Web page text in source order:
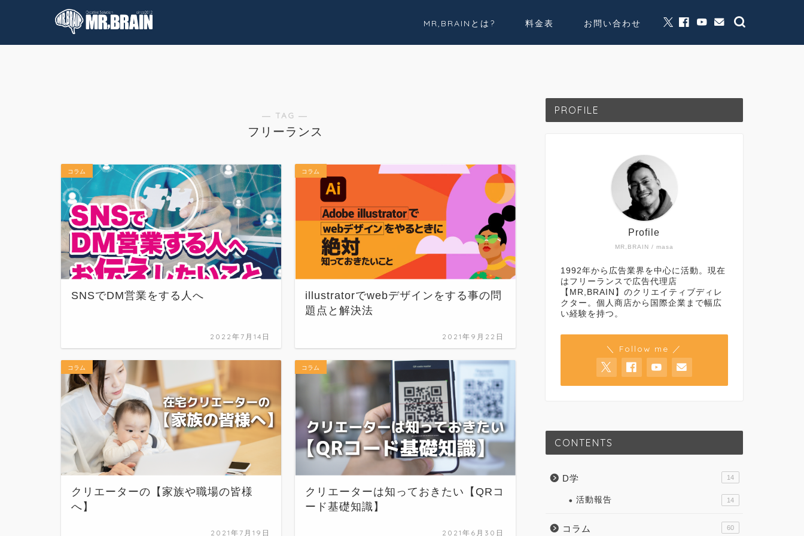
MR,BRAINとは? 料金表 お問い合わせ
― TAG ―
フリーランス
コラム
SNSでDM営業をする人へ
2022年7月14日
コラム
illustratorでwebデザインをする事の問
題点と解決法
2021年9月22日
コラム
クリエーターの【家族や職場の皆様
へ】
2021年7月19日
コラム
クリエーターは知っておきたい【QRコ
ード基礎知識】
2021年6月30日
PROFILE
MR,BRAIN / masa
Profile
1992年から広告業界を中心に活動。現在
はフリーランスで広告代理店
【MR,BRAIN】のクリエイティブディレ
クター。個人商店から国際企業まで幅広
い経験を持つ。
＼ Follow me ／
CONTENTS
D学 14
活動報告 14
コラム 60